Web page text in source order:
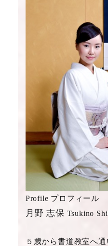
Profile プロフィール
月野 志保 Tsukino
５歳から書道教室へ